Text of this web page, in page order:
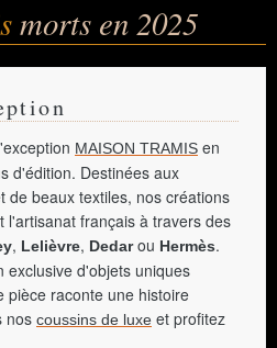
morts en 2025
MAISON TRAMIS en
d'édition. Destinées aux
de beaux textiles, nos créations
l'artisanat français à travers des
, Lelièvre, Dedarou Hermès.
exclusive d'objets uniques
pièce raconte une histoire
nos coussins de luxe et profitez